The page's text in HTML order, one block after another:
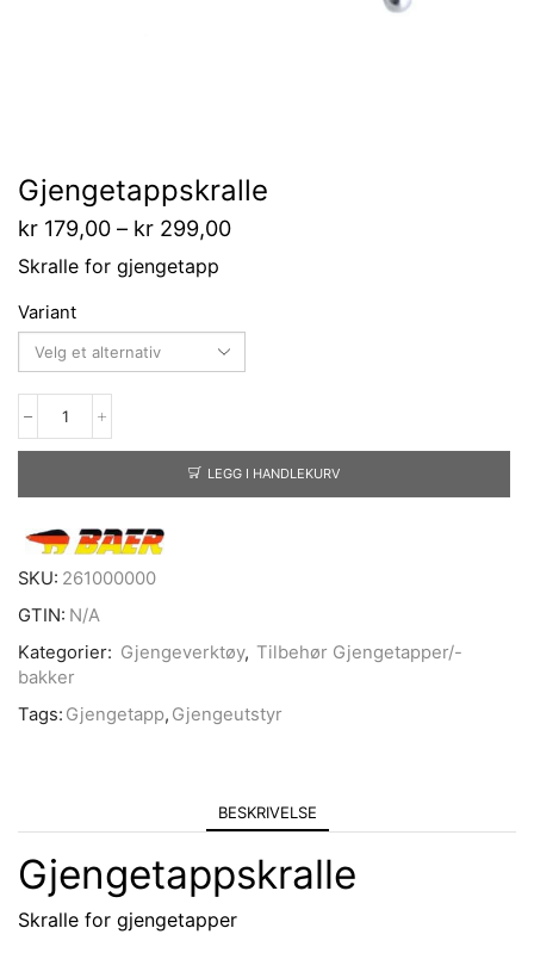
Gjengetappskralle
kr 179,00 – kr 299,00
Skralle for gjengetapp
Variant
LEGG I HANDLEKURV
SKU: 261000000
GTIN: N/A
Kategorier: Gjengeverktøy, Tilbehør Gjengetapper/-
bakker
Tags: Gjengetapp, Gjengeutstyr
BESKRIVELSE
Gjengetappskralle
Skralle for gjengetapper